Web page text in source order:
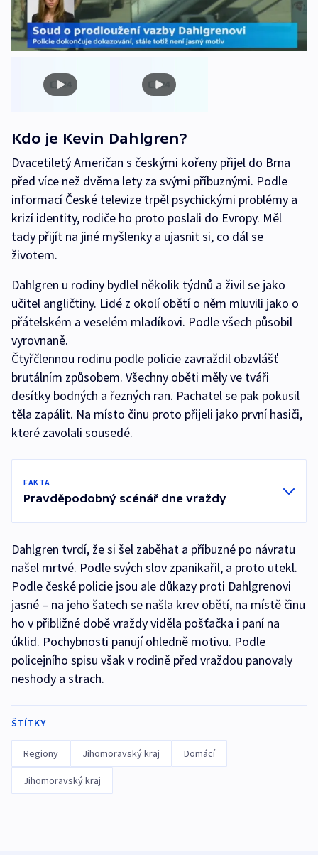
Kdo je Kevin Dahlgren?
Dvacetiletý Američan s českými kořeny přijel do Brna
před více než dvěma lety za svými příbuznými. Podle
informací České televize trpěl psychickými problémy a
krizí identity, rodiče ho proto poslali do Evropy. Měl
tady přijít na jiné myšlenky a ujasnit si, co dál se
životem.
Dahlgren u rodiny bydlel několik týdnů a živil se jako
učitel angličtiny. Lidé z okolí obětí o něm mluvili jako o
přátelském a veselém mladíkovi. Podle všech působil
vyrovnaně.
Čtyřčlennou rodinu podle policie zavraždil obzvlášť
brutálním způsobem. Všechny oběti měly ve tváři
desítky bodných a řezných ran. Pachatel se pak pokusil
těla zapálit. Na místo činu proto přijeli jako první hasiči,
které zavolali sousedé.
FAKTA
Pravděpodobný scénář dne vraždy
Dahlgren tvrdí, že si šel zaběhat a příbuzné po návratu
našel mrtvé. Podle svých slov zpanikařil, a proto utekl.
Podle české policie jsou ale důkazy proti Dahlgrenovi
jasné – na jeho šatech se našla krev obětí, na místě činu
ho v přibližné době vraždy viděla pošťačka i paní na
úklid. Pochybnosti panují ohledně motivu. Podle
policejního spisu však v rodině před vraždou panovaly
neshody a strach.
ŠTÍTKY
Regiony Jihomoravský kraj Domácí
Jihomoravský kraj